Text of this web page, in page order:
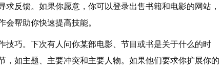
反馈。如果你愿意，你可以登录出售书籍和电影的网站，
帮助你快速提高技能。
技巧。下次有人问你某部电影、节目或书是关于什么的时
如主题、主要冲突和主要人物。如果他们要求你扩展你的